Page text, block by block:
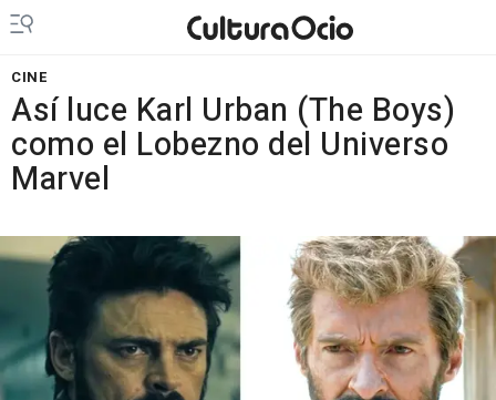
CINE
Así luce Karl Urban (The Boys)
como el Lobezno del Universo
Marvel